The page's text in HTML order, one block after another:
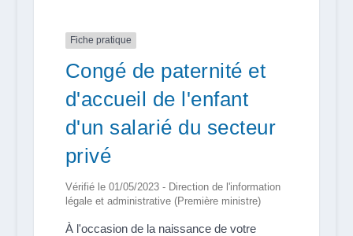
Fiche pratique
Congé de paternité et
d'accueil de l'enfant
d'un salarié du secteur
privé
Vérifié le 01/05/2023 - Direction de l'information
légale et administrative (Première ministre)
À l'occasion de la naissance de votre